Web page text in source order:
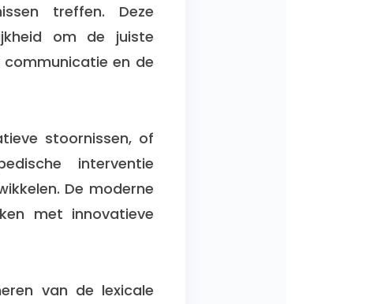
treffen. Deze
om de juiste
en de
stoornissen, of
interventie
De moderne
met innovatieve
van de lexicale